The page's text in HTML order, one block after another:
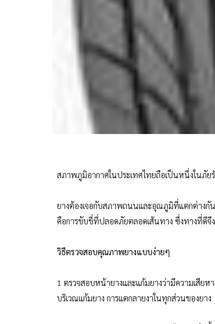
สภาพภูมิอากาศในประเทศไทยถือเป็นหนึ่งในภั
ยางต้องเจอกับสภาพถนนและอุณภูมิที่แตกต่างกัน
คือการขับขี่ที่ปลอดภัยตลอดเส้นทาง ซึ่งทางที่ดีจึ
วิธีตรวจสอบคุณภาพยางแบบง่ายๆ
1 ตรวจสอบหน้ายางและแก้มยางว่ามีความเสียห
บริเวณแก้มยาง การแตกลายงาในทุกส่วนของยาง